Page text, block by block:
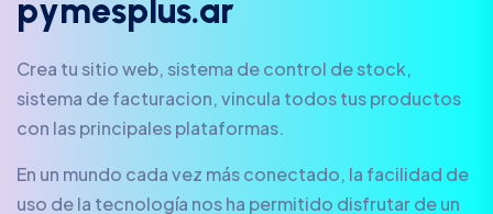
pymesp us.ar
Crea tu sitio web, sistema de control de stock,
sistema de facturacion, vincula todos tus productos
con las principales plataformas.
En un mundo cada vez más conectado, la facilidad de
uso de la tecnología nos ha permitido disfrutar de un